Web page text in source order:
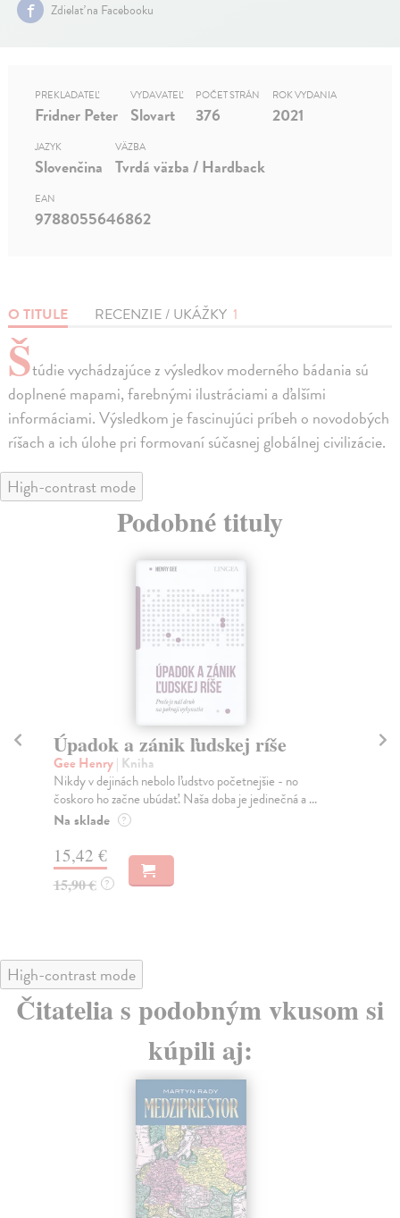
Zdielať na Facebooku
O TITULE RECENZIE / UKÁŽKY 1
Štúdie vychádzajúce z výsledkov moderného bádania sú
doplnené mapami, farebnými ilustráciami a ďalšími
informáciami. Výsledkom je fascinujúci príbeh o novodobých
ríšach a ich úlohe pri formovaní súčasnej globálnej civilizácie.
PREKLADATEĽ
Fridner Peter
VYDAVATEĽ
Slovart
POČET STRÁN
376
ROK VYDANIA
2021
JAZYK
Slovenčina
VÄZBA
Tvrdá väzba / Hardback
EAN
9788055646862
High-contrast mode
Podobné tituly
Úpadok a zánik ľudskej ríše
Gee Henry| Kniha
Nikdy v dejinách nebolo ľudstvo početnejšie - no
čoskoro ho začne ubúdať. Naša doba je jedinečná a ...
Na sklade ?
15,42 €
15,90 € ?
High-contrast mode
Čitatelia s podobným vkusom si
kúpili aj: